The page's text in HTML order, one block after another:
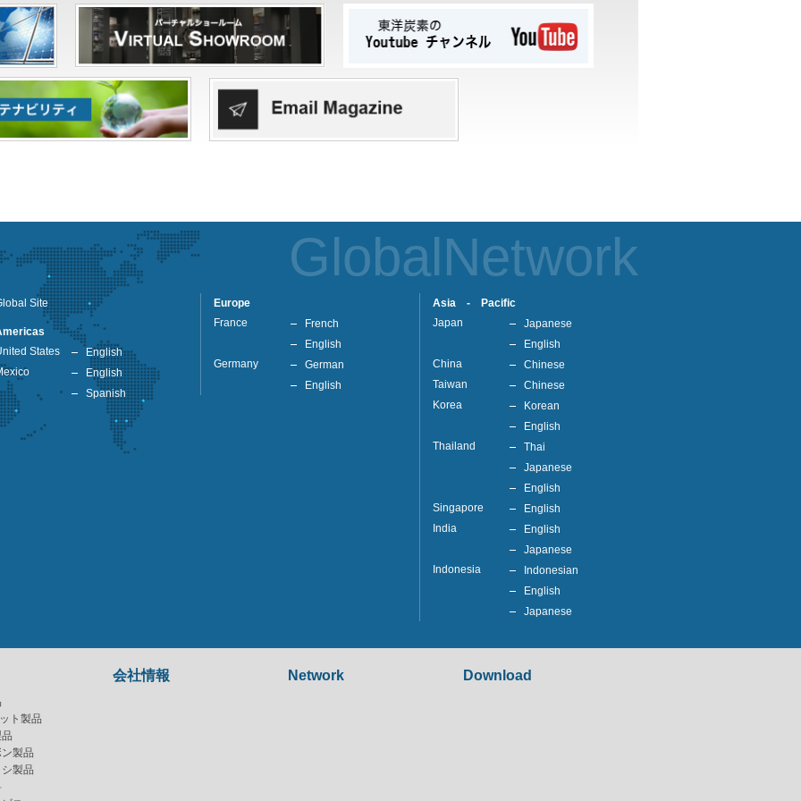
GlobalNetwork
Site
States
English
English
Spanish
Europe
France
French
English
Germany
German
English
Asia - Pacific
Japan
Japanese
English
China
Chinese
Taiwan
Chinese
Korea
Korean
English
Thailand
Thai
Japanese
English
Singapore
English
India
English
Japanese
Indonesia
Indonesian
English
Japanese
ト製品
製品
製品
会社情報 Network Download